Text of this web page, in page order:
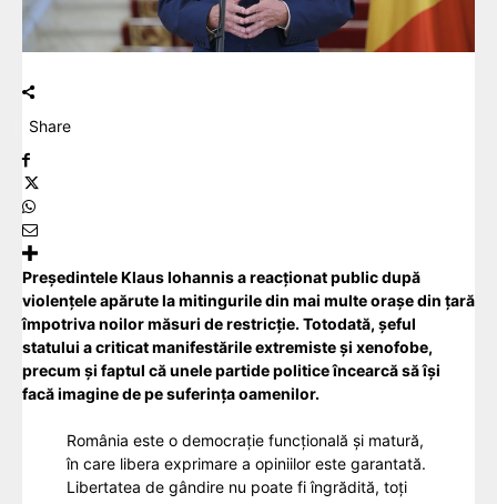
Share
Președintele Klaus Iohannis a reacționat public după
violențele apărute la mitingurile din mai multe orașe din țară
împotriva noilor măsuri de restricție. Totodată, șeful
statului a criticat manifestările extremiste și xenofobe,
precum și faptul că unele partide politice încearcă să își
facă imagine de pe suferința oamenilor.
România este o democrație funcțională și matură,
în care libera exprimare a opiniilor este garantată.
Libertatea de gândire nu poate fi îngrădită, toți